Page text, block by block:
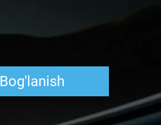
Bog'lanish